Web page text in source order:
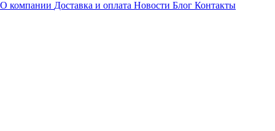
О компании Доставка и оплата Новости Блог Контакты